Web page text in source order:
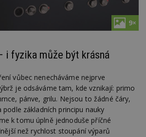
9×
i fyzika může být krásná
vůbec nenecháváme nejprve
je odsáváme tam, kde vznikají: primo
pánve, grilu. Nejsou to žádné čáry,
podle základních principu nauky
k tomu úplně jednoduše příčné
než rychlost stoupání výparů